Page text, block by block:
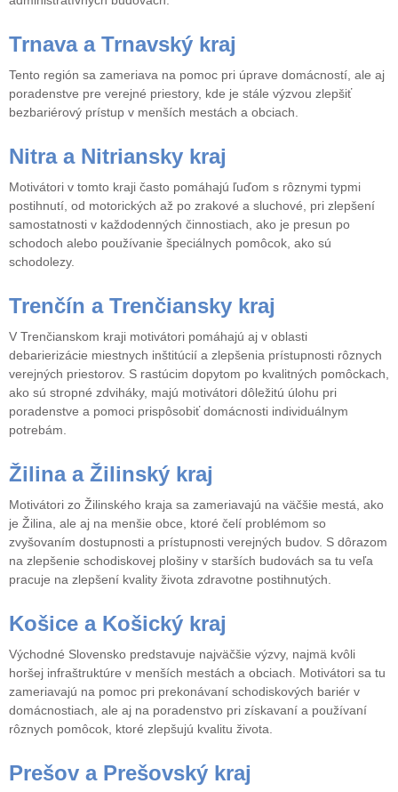
Trnava a Trnavský kraj
Tento región sa zameriava na pomoc pri úprave domácností, ale aj
poradenstve pre verejné priestory, kde je stále výzvou zlepšiť
bezbariérový prístup v menších mestách a obciach.
Nitra a Nitriansky kraj
Motivátori v tomto kraji často pomáhajú ľuďom s rôznymi typmi
postihnutí, od motorických až po zrakové a sluchové, pri zlepšení
samostatnosti v každodenných činnostiach, ako je presun po
schodoch alebo používanie špeciálnych pomôcok, ako sú
schodolezy.
Trenčín a Trenčiansky kraj
V Trenčianskom kraji motivátori pomáhajú aj v oblasti
debarierizácie miestnych inštitúcií a zlepšenia prístupnosti rôznych
verejných priestorov. S rastúcim dopytom po kvalitných pomôckach,
ako sú stropné zdviháky, majú motivátori dôležitú úlohu pri
poradenstve a pomoci prispôsobiť domácnosti individuálnym
potrebám.
Žilina a Žilinský kraj
Motivátori zo Žilinského kraja sa zameriavajú na väčšie mestá, ako
je Žilina, ale aj na menšie obce, ktoré čelí problémom so
zvyšovaním dostupnosti a prístupnosti verejných budov. S dôrazom
na zlepšenie schodiskovej plošiny v starších budovách sa tu veľa
pracuje na zlepšení kvality života zdravotne postihnutých.
Košice a Košický kraj
Východné Slovensko predstavuje najväčšie výzvy, najmä kvôli
horšej infraštruktúre v menších mestách a obciach. Motivátori sa tu
zameriavajú na pomoc pri prekonávaní schodiskových bariér v
domácnostiach, ale aj na poradenstvo pri získavaní a používaní
rôznych pomôcok, ktoré zlepšujú kvalitu života.
Prešov a Prešovský kraj